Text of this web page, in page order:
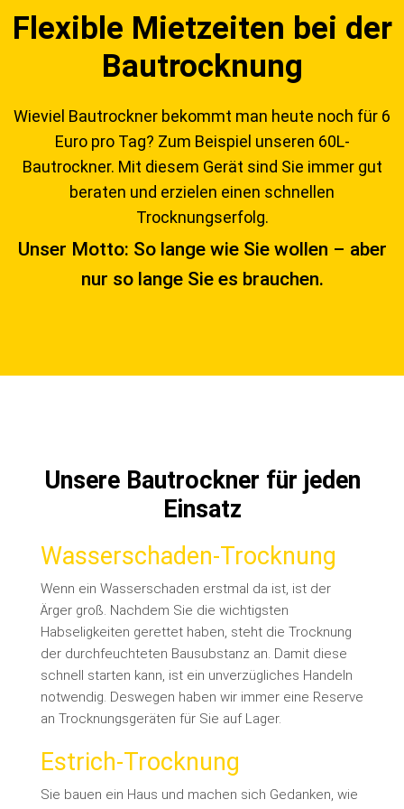
Flexible Mietzeiten bei der
Bautrocknung
Wieviel Bautrockner bekommt man heute noch für 6
Euro pro Tag? Zum Beispiel unseren 60L-
Bautrockner. Mit diesem Gerät sind Sie immer gut
beraten und erzielen einen schnellen
Trocknungserfolg.
Unser Motto: So lange wie Sie wollen – aber
nur so lange Sie es brauchen.
Unsere Bautrockner für jeden
Einsatz
Wasserschaden-Trocknung
Wenn ein Wasserschaden erstmal da ist, ist der
Ärger groß. Nachdem Sie die wichtigsten
Habseligkeiten gerettet haben, steht die Trocknung
der durchfeuchteten Bausubstanz an. Damit diese
schnell starten kann, ist ein unverzügliches Handeln
notwendig. Deswegen haben wir immer eine Reserve
an Trocknungsgeräten für Sie auf Lager.
Estrich-Trocknung
Sie bauen ein Haus und machen sich Gedanken, wie